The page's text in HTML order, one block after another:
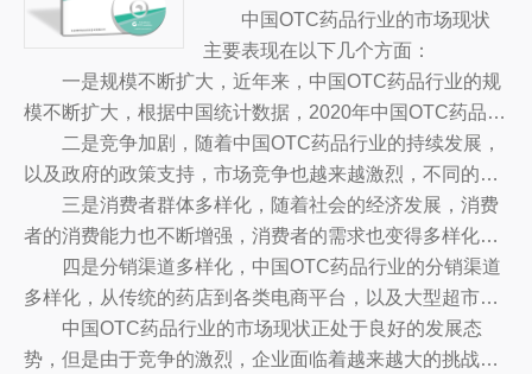
视。随着消费者对健康和药品的日益
重视，以及新技术的不断发展，OT
C药品行业的发展也越来越迅速。
中国OTC药品行业的市场现状
主要表现在以下几个方面：
一是规模不断扩大，近年来，中国OTC药品行业的规
模不断扩大，根据中国统计数据，2020年中国OTC药品的
总销售额已达到3.5万亿元，比上一年增长近10%，同比增
长14.8%。
二是竞争加剧，随着中国OTC药品行业的持续发展，
以及政府的政策支持，市场竞争也越来越激烈，不同的企
业纷纷投入大量的资源，加强品牌建设，推出更多的新产
品，以抢占市场份额。
三是消费者群体多样化，随着社会的经济发展，消费
者的消费能力也不断增强，消费者的需求也变得多样化，
各类OTC药品也受到了消费者的青睐，消费者群体也越来
越多样化，消费偏好也越来越多元化。
四是分销渠道多样化，中国OTC药品行业的分销渠道
多样化，从传统的药店到各类电商平台，以及大型超市、
便利店等，都成为OTC药品行业的分销渠道，为消费者提
供更多的选择。
中国OTC药品行业的市场现状正处于良好的发展态
势，但是由于竞争的激烈，企业面临着越来越大的挑战，